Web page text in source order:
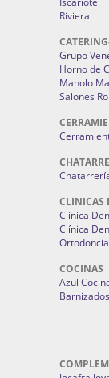
Riviera
Grupo
Horno de
Manolo
Salones
CLINICAS
Clínica
Clínica
COCINAS
Azul